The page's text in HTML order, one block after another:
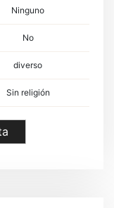
Ninguno
No
diverso
Sin religión